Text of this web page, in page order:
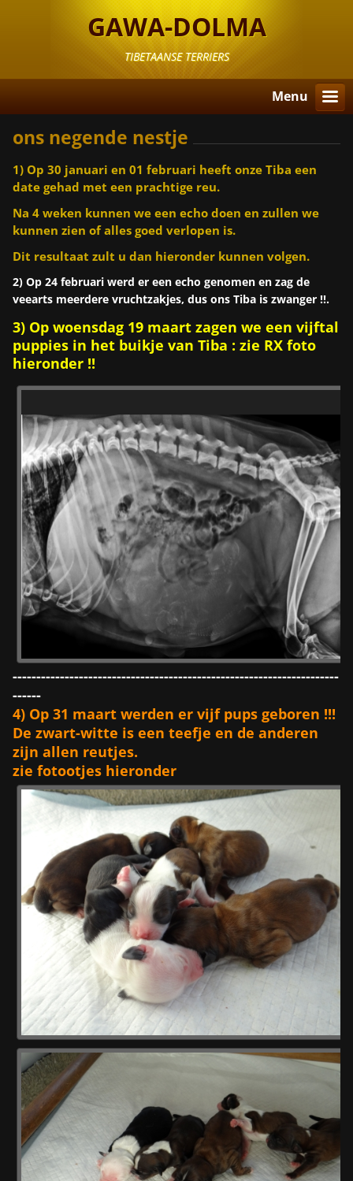
GAWA-DOLMA
TIBETAANSE TERRIERS
Menu
ons negende nestje
1) Op 30 januari en 01 februari heeft onze Tiba een
date gehad met een prachtige reu.
Na 4 weken kunnen we een echo doen en zullen we
kunnen zien of alles goed verlopen is.
Dit resultaat zult u dan hieronder kunnen volgen.
2) Op 24 februari werd er een echo genomen en zag de
veearts meerdere vruchtzakjes, dus ons Tiba is zwanger !!.
3) Op woensdag 19 maart zagen we een vijftal
puppies in het buikje van Tiba : zie RX foto
hieronder !!
---------------------------------------------------------------------
------
4) Op 31 maart werden er vijf pups geboren !!!
De zwart-witte is een teefje en de anderen
zijn allen reutjes.
zie fotootjes hieronder